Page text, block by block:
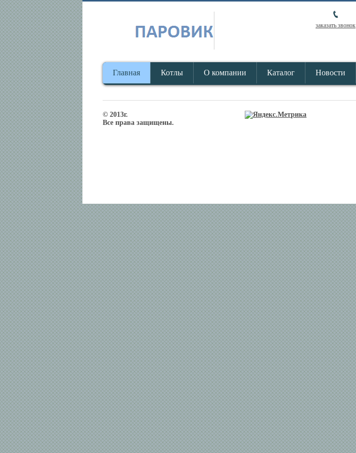
заказать звонок
Главная Котлы О компании Каталог Новости
© 2013г.
Все права защищены.